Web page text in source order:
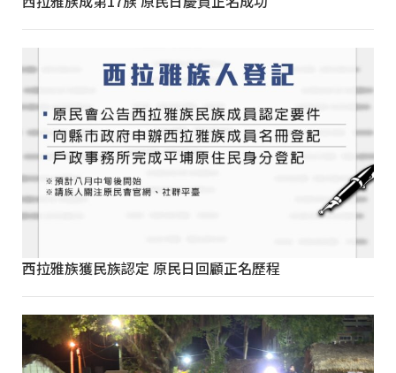
西拉雅族獲民族認定 原民日回顧正名歷程